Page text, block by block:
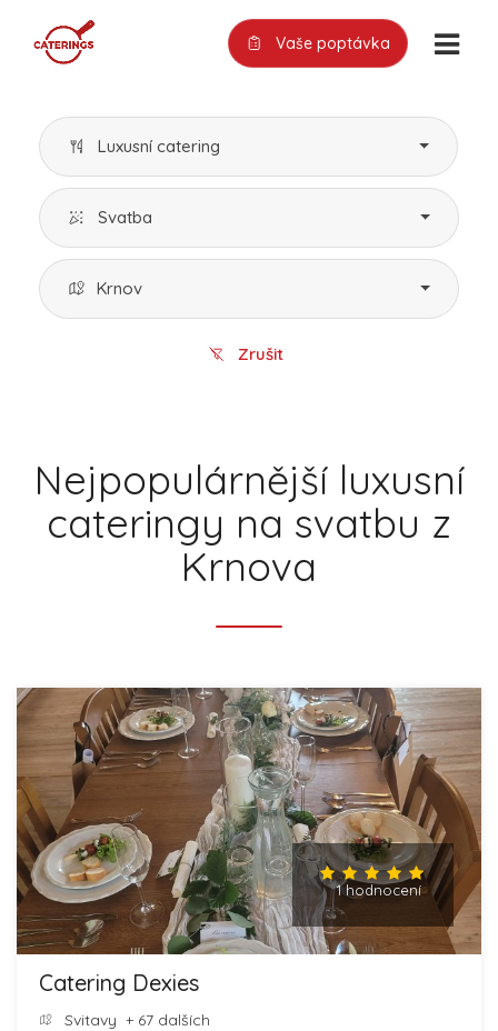
Vaše poptávka
Luxusní catering
Svatba
Krnov
Zrušit
Nejpopulárnější luxusní
cateringy na svatbu z
Krnova
1 hodnocení
Catering Dexies
Svitavy + 67 dalších